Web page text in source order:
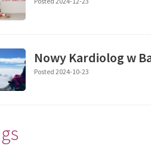
Nowy Kardiolog w
Posted 2024-10-23